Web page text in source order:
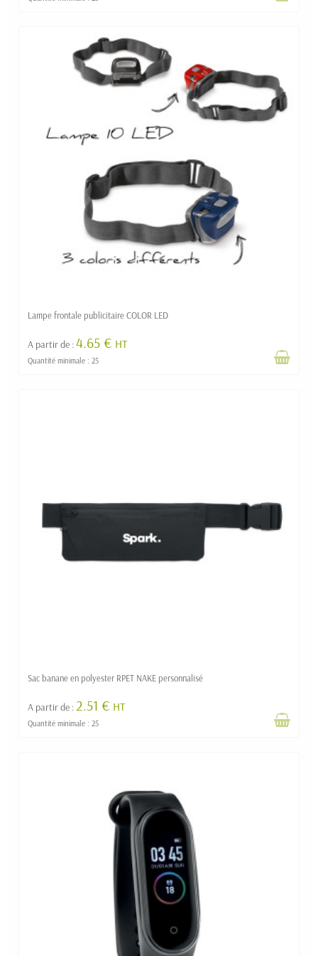
Lampe frontale publicitaire COLOR LED
A partir de :4.65 € HT
Quantité minimale : 25
Sac banane en polyester RPET NAKE personnalisé
A partir de :2.51 € HT
Quantité minimale : 25